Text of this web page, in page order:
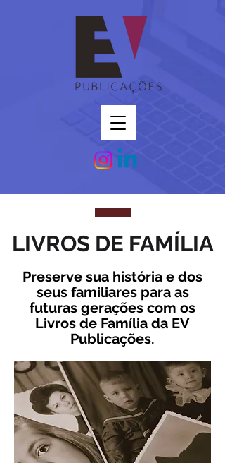
LIVROS DE FAMÍLIA
Preserve sua história e dos
seus familiares para as
futuras gerações com os
Livros de Família da EV
Publicações.